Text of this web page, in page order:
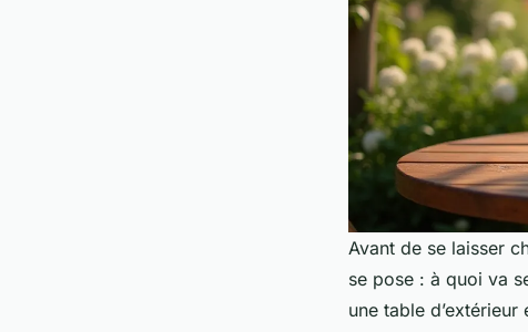
Avant de se laisser
se pose : à quoi va
une table